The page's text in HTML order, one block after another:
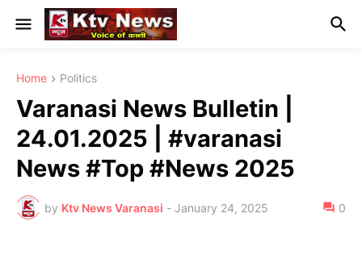
Home Politics
Varanasi News Bulletin |
24.01.2025 | #varanasi
News #Top #News 2025
by Ktv News Varanasi - January 24, 2025 0